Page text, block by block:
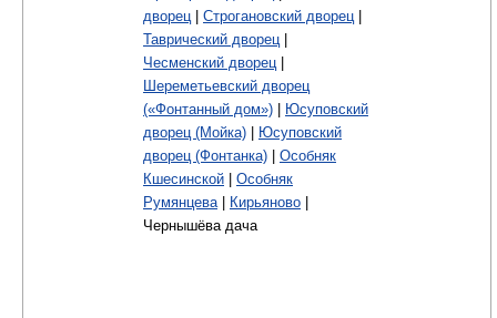
дворец| Строгановский дворец|
Таврический дворец|
Чесменский дворец|
Шереметьевский дворец
(«Фонтанный дом»)
Юсуповский
дворец (Мойка)
Юсуповский
дворец (Фонтанка)
Особняк
Кшесинской
Особняк
Румянцева| Кирьяново
Чернышёва дача